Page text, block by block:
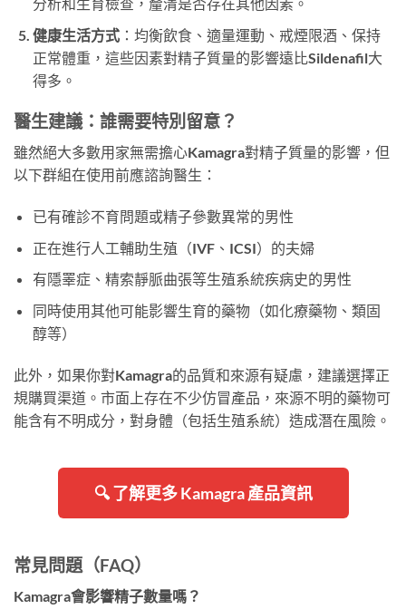
分析和生育檢查，釐清是否存在其他因素。
健康生活方式：均衡飲食、適量運動、戒煙限酒、保持
正常體重，這些因素對精子質量的影響遠比Sildenafil大
得多。
醫生建議：誰需要特別留意？
雖然絕大多數用家無需擔心Kamagra對精子質量的影響，但
以下群組在使用前應諮詢醫生：
已有確診不育問題或精子參數異常的男性
正在進行人工輔助生殖（IVF、ICSI）的夫婦
有隱睪症、精索靜脈曲張等生殖系統疾病史的男性
同時使用其他可能影響生育的藥物（如化療藥物、類固
醇等）
此外，如果你對Kamagra的品質和來源有疑慮，建議選擇正
規購買渠道。市面上存在不少仿冒產品，來源不明的藥物可
能含有不明成分，對身體（包括生殖系統）造成潛在風險。
🔍 了解更多 Kamagra 產品資訊
常見問題（FAQ）
Kamagra會影響精子數量嗎？